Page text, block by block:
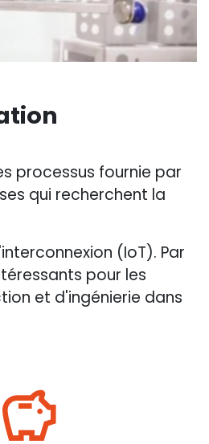
processus fournie par
qui recherchent la
(IoT). Par
pour les
et d'ingénierie dans